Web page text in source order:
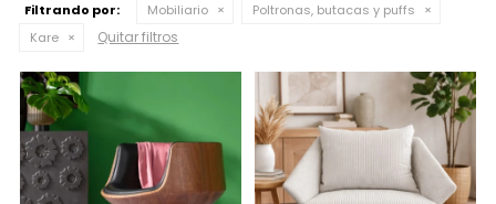
Filtrando por: Mobiliario
Poltronas, butacas y puffs
Kare
Quitar filtros